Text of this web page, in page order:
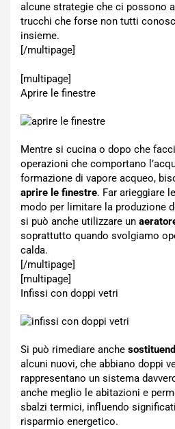
alcune strategie che ci possono
trucchi che forse non tutti
insieme.
[/multipage]
[multipage]
Aprire le finestre
Mentre si cucina o dopo che
operazioni che comportano
formazione di vapore acqueo,
aprire le finestre. Far arieggiare
modo per limitare la produzione
si può anche utilizzare un
soprattutto quando svolgiamo
calda.
[/multipage]
[multipage]
Infissi con doppi vetri
Si può rimediare anche
alcuni nuovi, che abbiano doppi
rappresentano un sistema
anche meglio le abitazioni e
sbalzi termici, influendo
risparmio energetico.